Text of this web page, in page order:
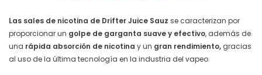
Las sales de nicotina de Drifter Juice Sauz se caracterizan por
proporcionar un golpe de garganta suave y efectivo, además de
una rápida absorción de nicotina y un gran rendimiento, gracias
al uso de la última tecnología en la industria del vapeo.